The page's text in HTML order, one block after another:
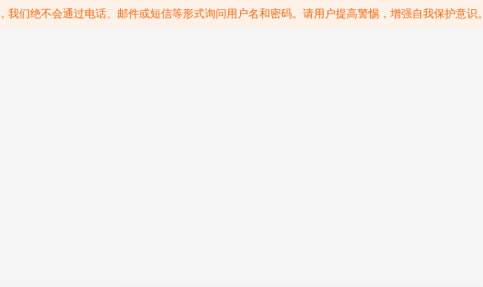
们绝不会通过电话、邮件或短信等形式询问用户名和密码。请用户提高警惕，增强自我保护意识。